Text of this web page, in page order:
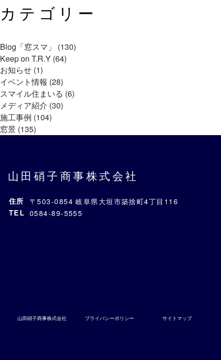
カテゴリー
Blog「窓スマ」 (130)
Keep on T.R.Y (64)
お知らせ (1)
イベント情報 (28)
スマイル住まいる (6)
メディア紹介 (30)
施工事例 (104)
窓景 (135)
山田硝子商事株式会社
住所 〒503-0854 岐阜県大垣市築捨町4丁目116
TEL 0584-89-5555
山田硝子商事株式会社 プライバシーポリシー サイトマップ